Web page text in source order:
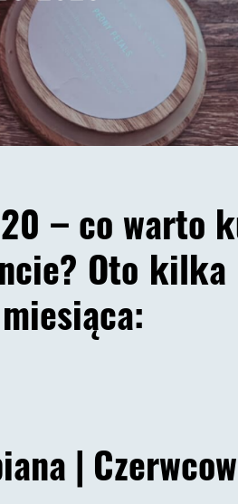
– co warto
Oto kilka
|